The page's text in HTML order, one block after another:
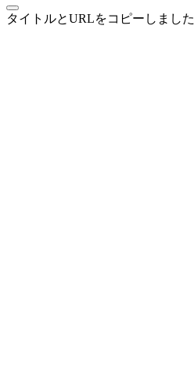
タイトルとURLをコピーしました